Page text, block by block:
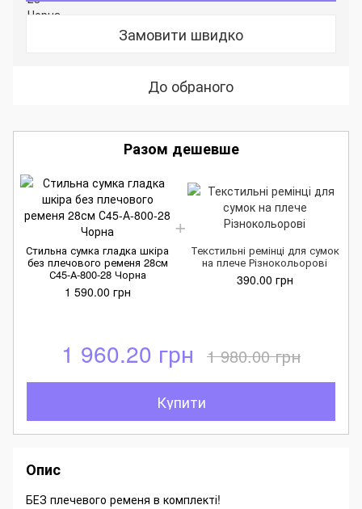
Замовити швидко
До обраного
Разом дешевше
Стильна сумка гладка шкіра
без плечового ременя 28см
С45-А-800-28 Чорна
1 590.00 грн
Текстильні ремінці для сумок
на плече Різнокольорові
390.00 грн
1 960.20 грн 1 980.00 грн
Купити
Опис
БЕЗ плечевого ременя в комплекті!